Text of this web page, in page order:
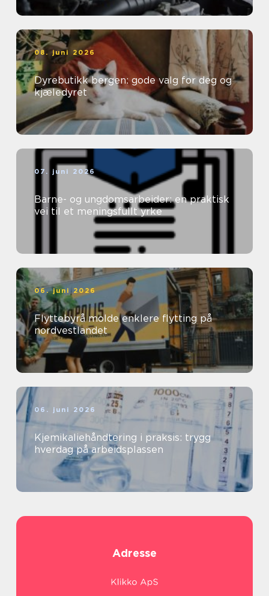
08. juni 2026
Dyrebutikk bergen: gode valg for deg og
kjæledyret
07. juni 2026
Barne- og ungdomsarbeider: en praktisk
vei til et meningsfullt yrke
06. juni 2026
Flyttebyrå molde enklere flytting på
nordvestlandet
06. juni 2026
Kjemikaliehåndtering i praksis: trygg
hverdag på arbeidsplassen
Adresse